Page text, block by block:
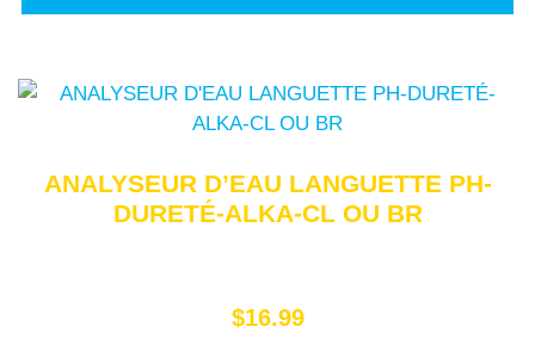
ANALYSEUR D’EAU LANGUETTE PH-
DURETÉ-ALKA-CL OU BR
$16.99